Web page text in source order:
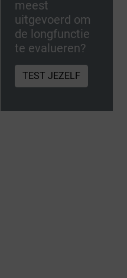
meest
uitgevoerd om
de longfunctie
te evalueren?
TEST JEZELF